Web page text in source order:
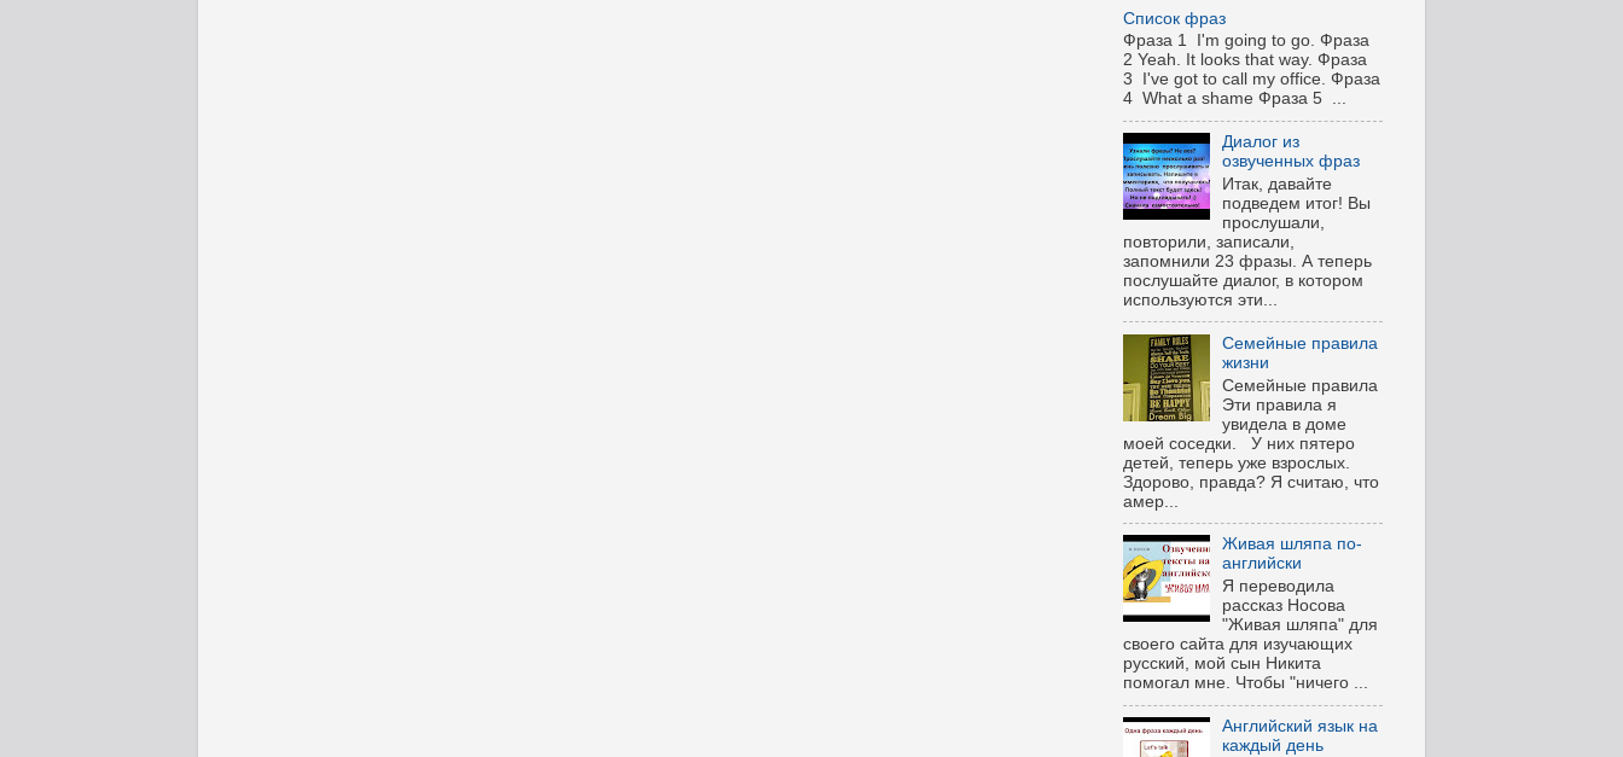
Список фраз
Фраза 1 I'm going to go. Фраза
2 Yeah. It looks that way. Фраза
3 I've got to call my office. Фраза
4 What a shame Фраза 5 ...
Диалог из
озвученных фраз
Итак, давайте
подведем итог! Вы
прослушали,
повторили, записали,
запомнили 23 фразы. А теперь
послушайте диалог, в котором
используются эти...
Семейные правила
жизни
Семейные правила
Эти правила я
увидела в доме
моей соседки. У них пятеро
детей, теперь уже взрослых.
Здорово, правда? Я считаю, что
амер...
Живая шляпа по-
английски
Я переводила
рассказ Носова
"Живая шляпа" для
своего сайта для изучающих
русский, мой сын Никита
помогал мне. Чтобы "ничего ...
Английский язык на
каждый день